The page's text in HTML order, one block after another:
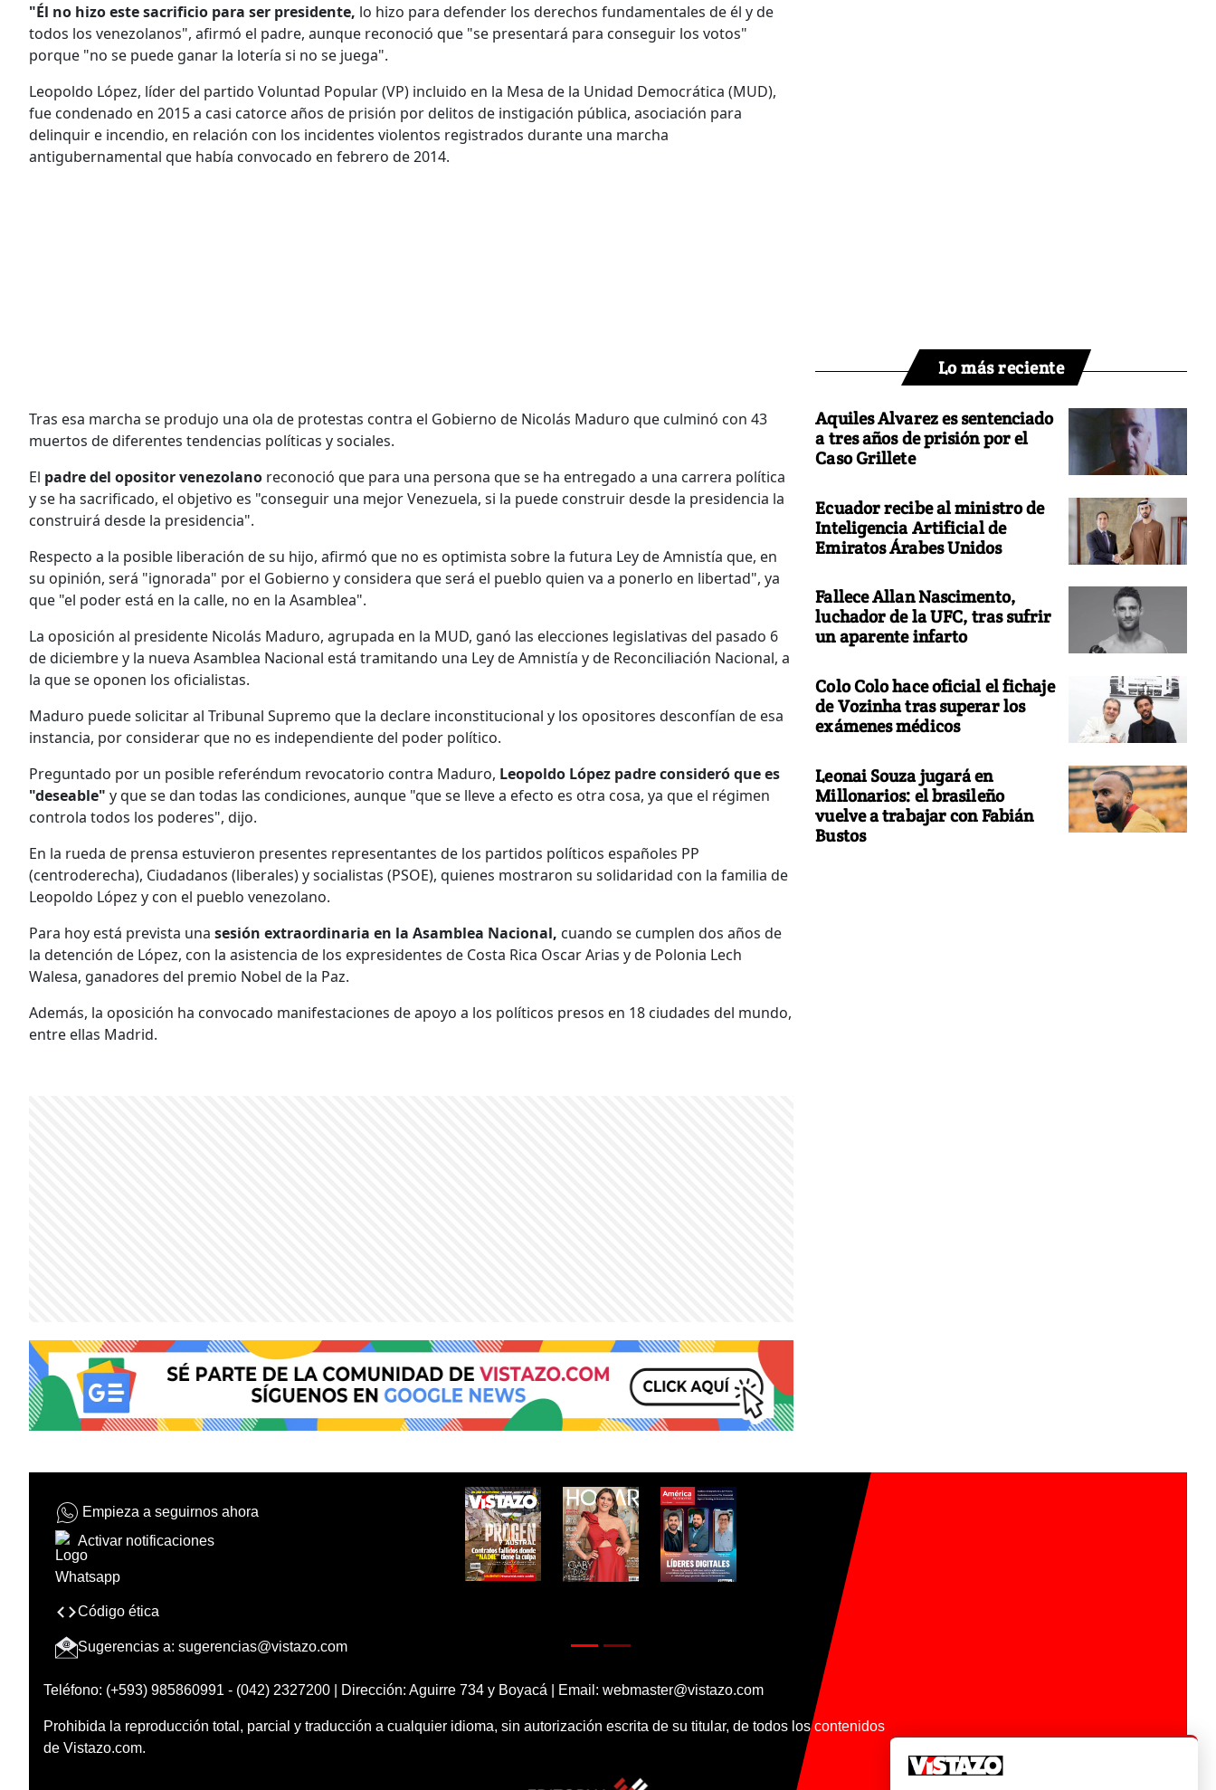
"Él no hizo este sacrificio para ser presidente, lo hizo para defender los derechos fundamentales de él y de
todos los venezolanos", afirmó el padre, aunque reconoció que "se presentará para conseguir los votos"
porque "no se puede ganar la lotería si no se juega".
Leopoldo López, líder del partido Voluntad Popular (VP) incluido en la Mesa de la Unidad Democrática (MUD),
fue condenado en 2015 a casi catorce años de prisión por delitos de instigación pública, asociación para
delinquir e incendio, en relación con los incidentes violentos registrados durante una marcha
antigubernamental que había convocado en febrero de 2014.
Tras esa marcha se produjo una ola de protestas contra el Gobierno de Nicolás Maduro que culminó con 43
muertos de diferentes tendencias políticas y sociales.
El padre del opositor venezolano reconoció que para una persona que se ha entregado a una carrera política
y se ha sacrificado, el objetivo es "conseguir una mejor Venezuela, si la puede construir desde la presidencia la
construirá desde la presidencia".
Respecto a la posible liberación de su hijo, afirmó que no es optimista sobre la futura Ley de Amnistía que, en
su opinión, será "ignorada" por el Gobierno y considera que será el pueblo quien va a ponerlo en libertad", ya
que "el poder está en la calle, no en la Asamblea".
La oposición al presidente Nicolás Maduro, agrupada en la MUD, ganó las elecciones legislativas del pasado 6
de diciembre y la nueva Asamblea Nacional está tramitando una Ley de Amnistía y de Reconciliación Nacional, a
la que se oponen los oficialistas.
Maduro puede solicitar al Tribunal Supremo que la declare inconstitucional y los opositores desconfían de esa
instancia, por considerar que no es independiente del poder político.
Preguntado por un posible referéndum revocatorio contra Maduro, Leopoldo López padre consideró que es
"deseable" y que se dan todas las condiciones, aunque "que se lleve a efecto es otra cosa, ya que el régimen
controla todos los poderes", dijo.
En la rueda de prensa estuvieron presentes representantes de los partidos políticos españoles PP
(centroderecha), Ciudadanos (liberales) y socialistas (PSOE), quienes mostraron su solidaridad con la familia de
Leopoldo López y con el pueblo venezolano.
Para hoy está prevista una sesión extraordinaria en la Asamblea Nacional, cuando se cumplen dos años de
la detención de López, con la asistencia de los expresidentes de Costa Rica Oscar Arias y de Polonia Lech
Walesa, ganadores del premio Nobel de la Paz.
Además, la oposición ha convocado manifestaciones de apoyo a los políticos presos en 18 ciudades del mundo,
entre ellas Madrid.
Lo más reciente
Aquiles Alvarez es sentenciado
a tres años de prisión por el
Caso Grillete
Ecuador recibe al ministro de
Inteligencia Artificial de
Emiratos Árabes Unidos
Fallece Allan Nascimento,
luchador de la UFC, tras sufrir
un aparente infarto
Colo Colo hace oficial el fichaje
de Vozinha tras superar los
exámenes médicos
Leonai Souza jugará en
Millonarios: el brasileño
vuelve a trabajar con Fabián
Bustos
Empieza a seguirnos ahora
Activar notificaciones
Código ética
Sugerencias a: sugerencias@vistazo.com
Teléfono: (+593) 985860991 - (042) 2327200 | Dirección: Aguirre 734 y Boyacá | Email: webmaster@vistazo.com
Prohibida la reproducción total, parcial y traducción a cualquier idioma, sin autorización escrita de su titular, de todos los contenidos
de Vistazo.com.